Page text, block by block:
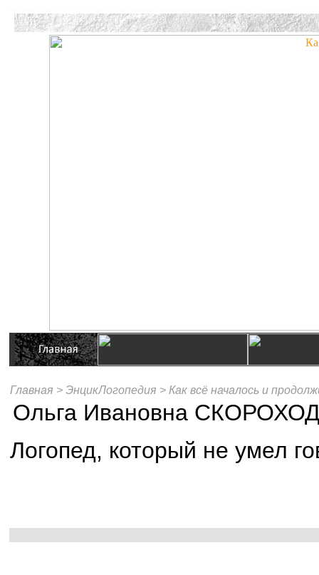
Главная > ЭнцикЛогопедия > Как всё началось и
Ольга Ивановна
Логопед, который не умел